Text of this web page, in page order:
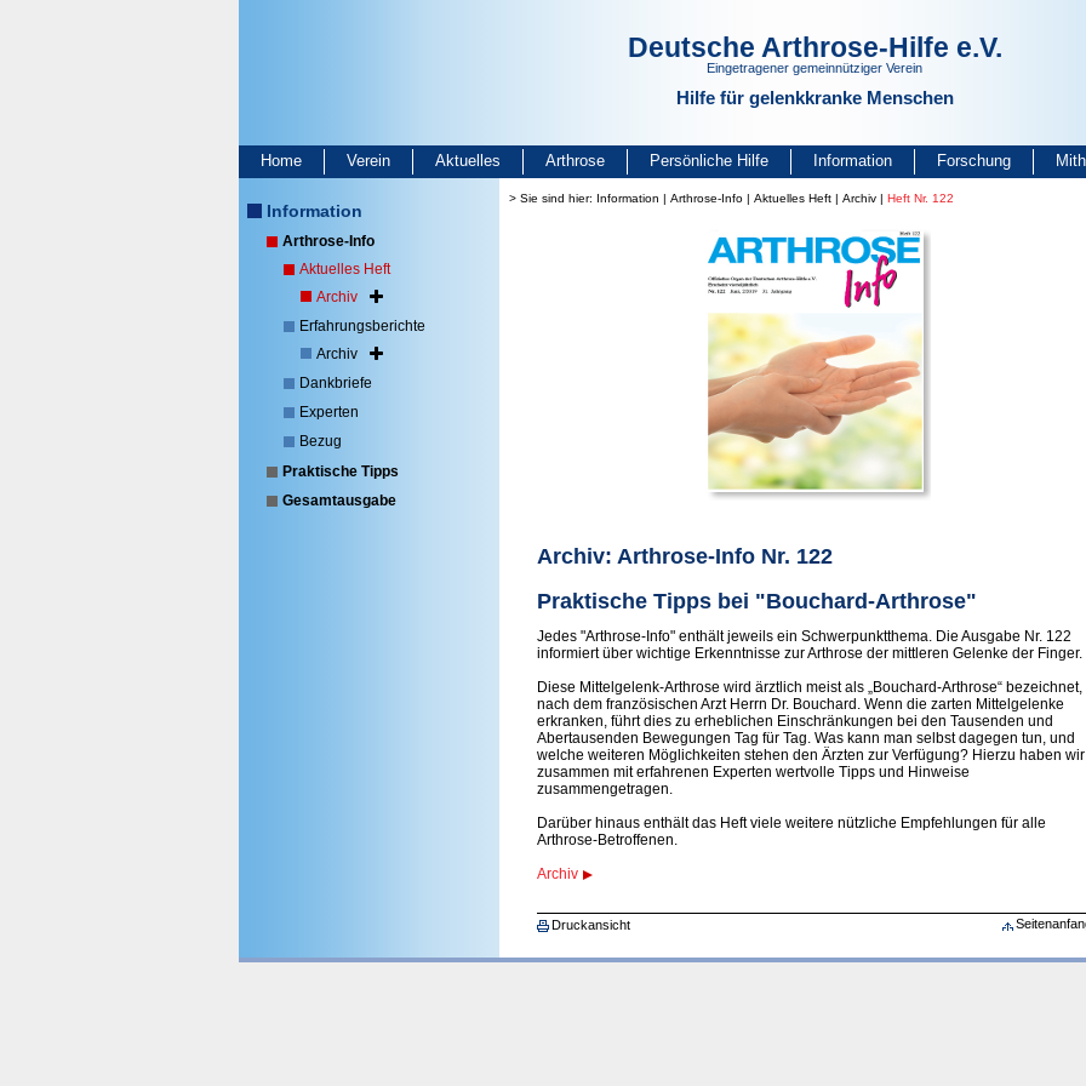
Deutsche Arthrose-Hilfe e.V.
Eingetragener gemeinnütziger Verein
Hilfe für gelenkkranke Menschen
Home Verein Aktuelles Arthrose Persönliche Hilfe Information Forschung
Information
Arthrose-Info
Aktuelles Heft
Archiv
Erfahrungsberichte
Archiv
Dankbriefe
Experten
Bezug
Praktische Tipps
Gesamtausgabe
> Sie sind hier: Information | Arthrose-Info | Aktuelles Heft | Archiv | Heft Nr. 122
Archiv: Arthrose-Info Nr. 122
Praktische Tipps bei "Bouchard-Arthrose"
Jedes "Arthrose-Info" enthält jeweils ein Schwerpunktthema. Die Ausgabe Nr. 122
informiert über wichtige Erkenntnisse zur Arthrose der mittleren Gelenke der Finger.
Diese Mittelgelenk-Arthrose wird ärztlich meist als „Bouchard-Arthrose“ bezeichnet,
nach dem französischen Arzt Herrn Dr. Bouchard. Wenn die zarten Mittelgelenke
erkranken, führt dies zu erheblichen Einschränkungen bei den Tausenden und
Abertausenden Bewegungen Tag für Tag. Was kann man selbst dagegen tun, und
welche weiteren Möglichkeiten stehen den Ärzten zur Verfügung? Hierzu haben wir
zusammen mit erfahrenen Experten wertvolle Tipps und Hinweise
zusammengetragen.
Darüber hinaus enthält das Heft viele weitere nützliche Empfehlungen für alle
Arthrose-Betroffenen.
Archiv
Druckansicht